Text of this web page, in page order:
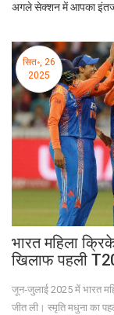
अगले सेक्शन में आपका
सित॰, 26
2025
भारत महिला
खिलाफ पहली
जून‑जुलाई 2025 में भारत
जीत ली। स्मृति मधुना का